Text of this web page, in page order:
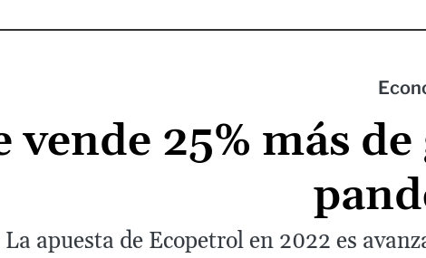
vende 25% más
La apuesta de Ecopetrol en 2022 es